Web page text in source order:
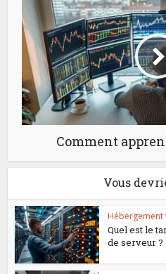
Comment
Vous
Hébergement
Quel est le
de serveur ?